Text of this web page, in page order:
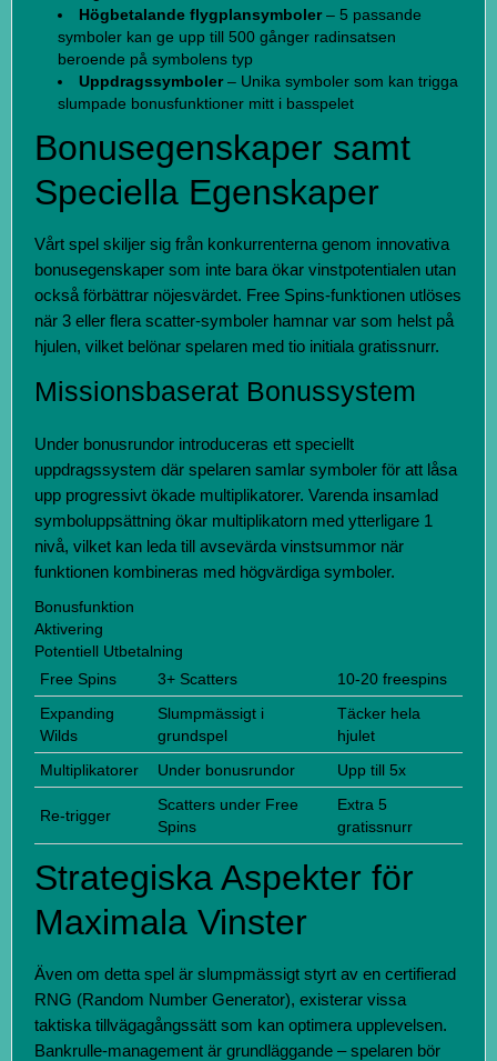
Högbetalande flygplansymboler– 5 passande
symboler kan ge upp till 500 gånger radinsatsen
beroende på symbolens typ
Uppdragssymboler– Unika symboler som kan trigga
slumpade bonusfunktioner mitt i basspelet
Bonusegenskaper samt
Speciella Egenskaper
Vårt spel skiljer sig från konkurrenterna genom innovativa
bonusegenskaper som inte bara ökar vinstpotentialen utan
också förbättrar nöjesvärdet. Free Spins-funktionen utlöses
när 3 eller flera scatter-symboler hamnar var som helst på
hjulen, vilket belönar spelaren med tio initiala gratissnurr.
Missionsbaserat Bonussystem
Under bonusrundor introduceras ett speciellt
uppdragssystem där spelaren samlar symboler för att låsa
upp progressivt ökade multiplikatorer. Varenda insamlad
symboluppsättning ökar multiplikatorn med ytterligare 1
nivå, vilket kan leda till avsevärda vinstsummor när
funktionen kombineras med högvärdiga symboler.
Bonusfunktion
Aktivering
Potentiell Utbetalning
Free Spins
3+ Scatters
10-20 freespins
Expanding
Wilds
Slumpmässigt i
grundspel
Täcker hela
hjulet
Multiplikatorer
Under bonusrundor Upp till 5x
Re-trigger
Scatters under Free
Spins
Extra 5
gratissnurr
Strategiska Aspekter för
Maximala Vinster
Även om detta spel är slumpmässigt styrt av en certifierad
RNG (Random Number Generator), existerar vissa
taktiska tillvägagångssätt som kan optimera upplevelsen.
Bankrulle-management är grundläggande – spelaren bör